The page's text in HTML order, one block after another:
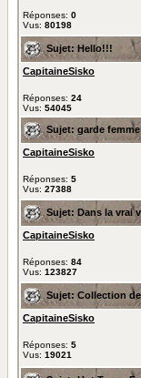
Réponses: 0
Vus: 80198
Sujet: Hello!!!
CapitaineSisko
Réponses: 24
Vus: 54045
Sujet: garde femme
CapitaineSisko
Réponses: 5
Vus: 27388
Sujet: Dans la vrai
CapitaineSisko
Réponses: 84
Vus: 123827
Sujet: Collection
CapitaineSisko
Réponses: 5
Vus: 19021